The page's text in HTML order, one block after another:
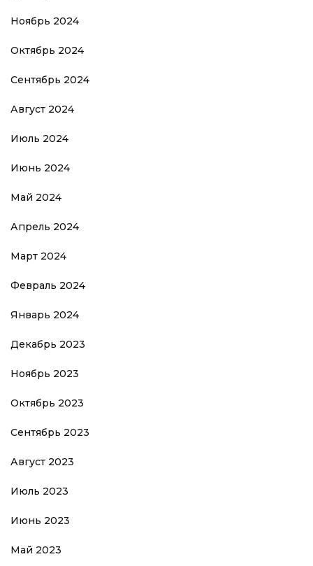
Ноябрь 2024
Октябрь 2024
Сентябрь 2024
Август 2024
Июль 2024
Июнь 2024
Май 2024
Апрель 2024
Март 2024
Февраль 2024
Январь 2024
Декабрь 2023
Ноябрь 2023
Октябрь 2023
Сентябрь 2023
Август 2023
Июль 2023
Июнь 2023
Май 2023